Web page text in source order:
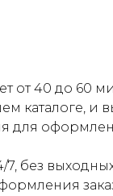
от 40 до 60
каталоге, и
7, без